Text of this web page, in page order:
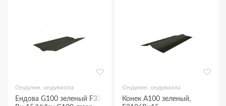
Ондулин, ондувилла
Ендова G100 зеленый F3306
Ондулин, ондувилла
Конек А100 зеленый,